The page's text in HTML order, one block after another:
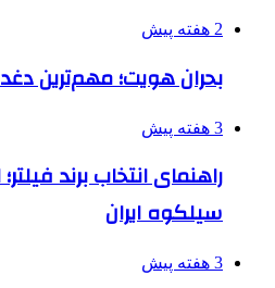
2 هفته پیش
بحران هویت؛ مهم‌ترین
3 هفته پیش
راهنمای انتخاب برند
سیلکوه ایران
3 هفته پیش